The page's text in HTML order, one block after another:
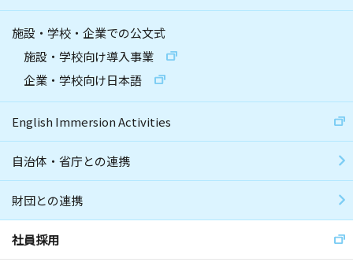
施設・学校・企業での公文式
施設・学校向け導入事業
企業・学校向け日本語
English Immersion Activities
自治体・省庁との連携
財団との連携
社員採用